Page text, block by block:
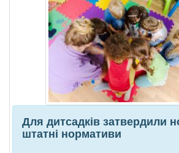
Для дитсадків затвердили
штатні нормативи